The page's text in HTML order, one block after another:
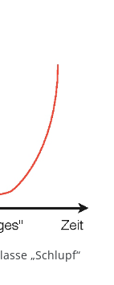
„Schlupf“